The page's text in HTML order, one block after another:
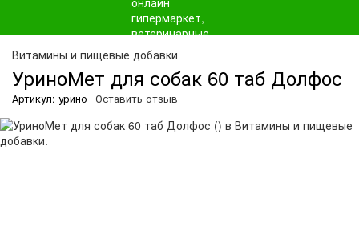
Витамины и пищевые добавки
УриноМет для собак 60 таб Долфос
Артикул: урино Оставить отзыв